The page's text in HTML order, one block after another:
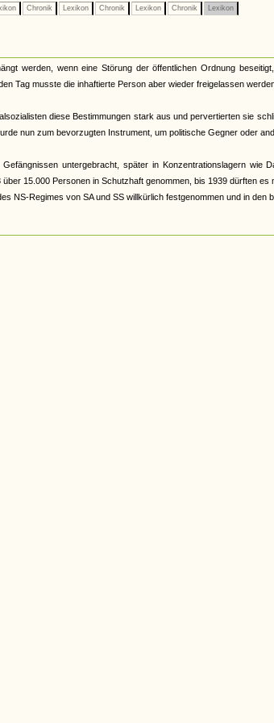
Chronik Lexikon Chronik Lexikon Chronik Lexikon
werden, wenn eine Störung der öffentlichen Ordnung
Tag musste die inhaftierte Person aber wieder freigelassen
diese Bestimmungen stark aus und pervertierten sie
nun zum bevorzugten Instrument, um politische Gegner oder
untergebracht, später in Konzentrationslagern wie
über 15.000 Personen in Schutzhaft genommen, bis 1939 dürften
NS-Regimes von SA und SS willkürlich festgenommen und in den